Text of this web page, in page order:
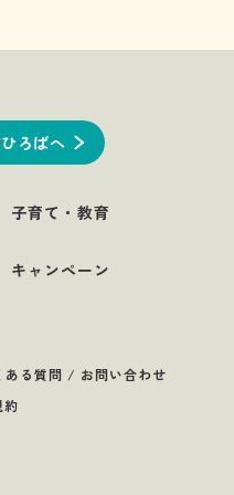
ろばへ
子育て・教育
キャンペーン
ある質問 / お問い合わせ
約